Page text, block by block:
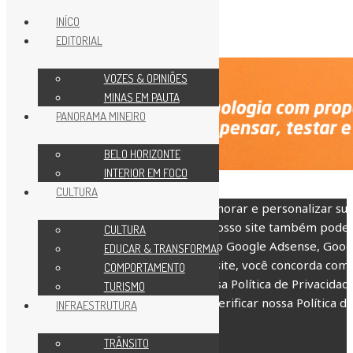
Nosso site usa cookies para melhorar e personalizar sua
experiência e exibir anúncios. Nosso site também pode
incluir cookies de terceiros como Google Adsense,
Analytics, Youtube. Ao utilizar o site, você concorda com
uso de cookies. Atualizamos nossa Política de
Por favor clique no botão para verificar nossa Política de
INÍCO
EDITORIAL
VOZES & OPINIÕES
MINAS EM PAUTA
PANORAMA MINEIRO
BELO HORIZONTE
INTERIOR EM FOCO
CULTURA
CULTURA
EDUCAR & TRANSFORMAR
COMPORTAMENTO
TURISMO
INFRAESTRUTURA
TRÂNSITO